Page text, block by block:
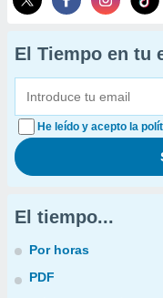
El Tiempo en tu
He leído y acepto la
El tiempo...
Por horas
PDF